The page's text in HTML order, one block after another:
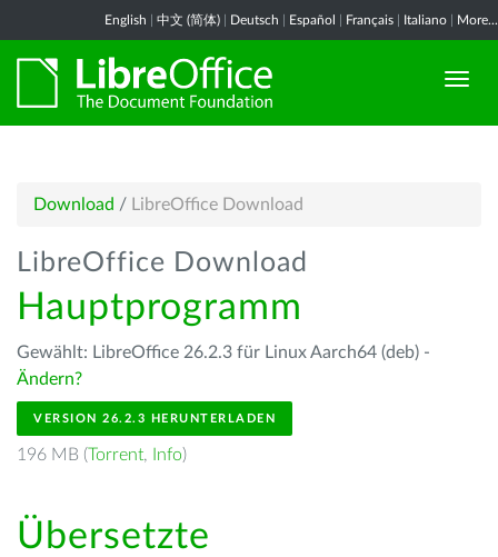
English 中文 (简体) Deutsch Español Français Italiano More...
Download / LibreOffice Download
LibreOffice Download
Hauptprogramm
Gewählt: LibreOffice 26.2.3 für Linux Aarch64 (deb) -
Ändern?
VERSION 26.2.3 HERUNTERLADEN
196 MB (Torrent, Info)
Übersetzte